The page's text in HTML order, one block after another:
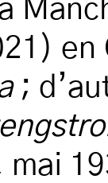
;
mai